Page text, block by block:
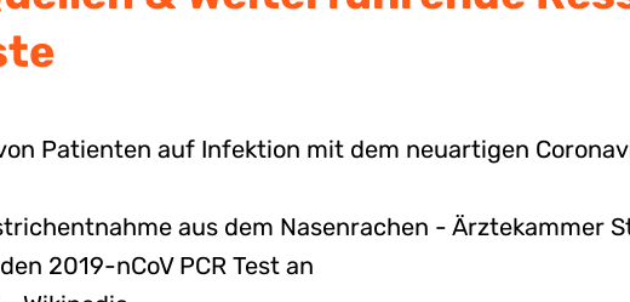
Patienten auf Infektion mit dem neuartigen
aus dem Nasenrachen - Ärztekammer
2019-nCoV PCR Test an